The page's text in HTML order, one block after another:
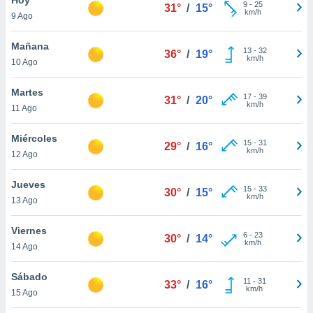
en
más
nuestra
de
cookies
aceptar
9 Ago
31° / 15° 9- 25
km/h
Mañana
10 Ago
36° / 19° 13- 32
km/h
Martes
11 Ago
31° / 20° 17- 39
km/h
Miércoles
12 Ago
29° / 16° 15- 31
km/h
Jueves
13 Ago
30° / 15° 15- 33
km/h
Viernes
14 Ago
30° / 14° 6- 23
km/h
Sábado
15 Ago
33° / 16° 11 - 31
km/h